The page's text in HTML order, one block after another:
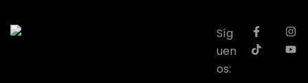
Síg
uen
os: